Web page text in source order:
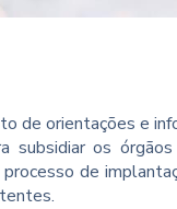
de orientações e
subsidiar os
de